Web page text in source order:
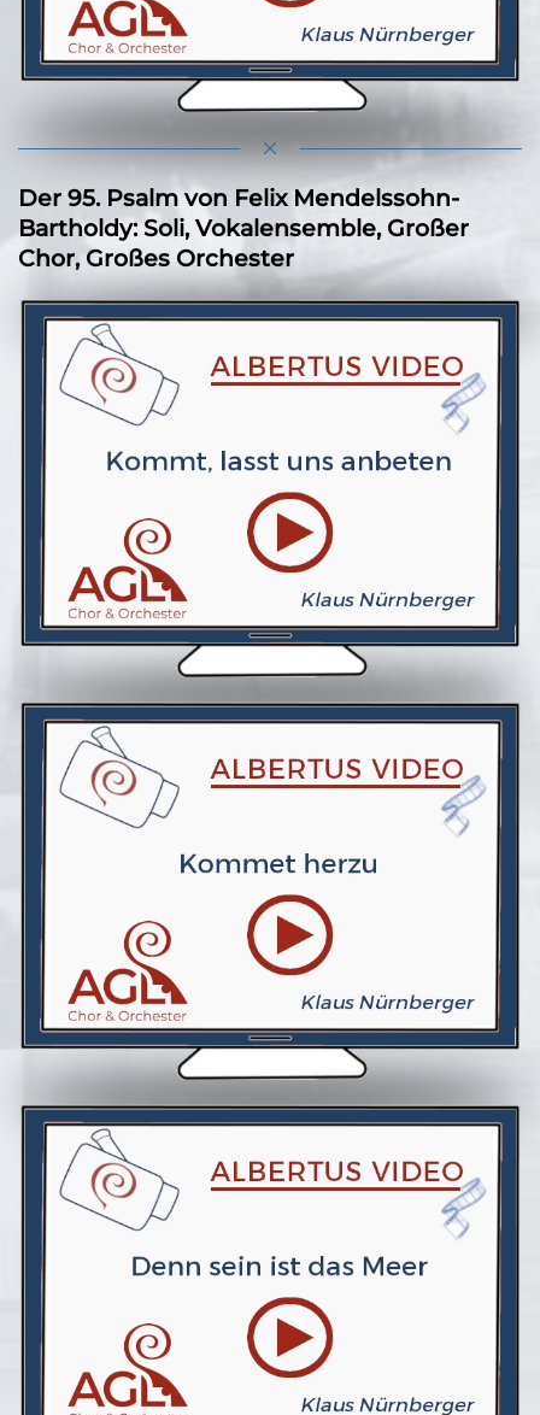
Der 95. Psalm von Felix Mendelssohn-
Bartholdy: Soli, Vokalensemble, Großer
Chor, Großes Orchester